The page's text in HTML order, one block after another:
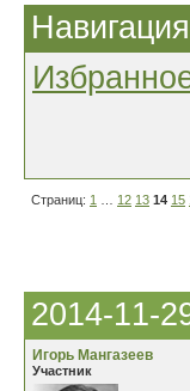
Страниц: 1 12 13 14 15
2014-11-
Игорь Мангазеев
Участник